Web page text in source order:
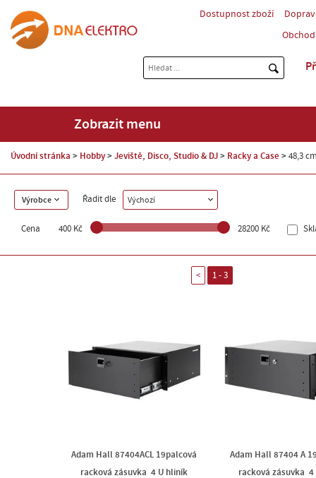
Dostupnost zboží
Zobrazit menu
Úvodní stránka Hobby Jeviště, Disco, Studio & DJ Racky a Case 48,3
Výrobce Řadit dle Výchozí
Cena 400 Kč 28200 Kč
< 1 - 3
Adam Hall 87404ACL 19palcová
racková zásuvka 4 U hliník
Adam Hall 87404 A
racková zásuvka 4